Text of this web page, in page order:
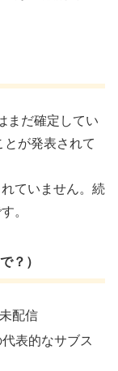
まだ確定してい
が発表されて
ていません。続
。
？）
配信
表的なサブス